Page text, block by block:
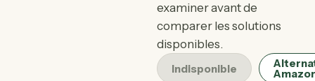
examiner avant de
comparer les solutions
disponibles.
Indisponible